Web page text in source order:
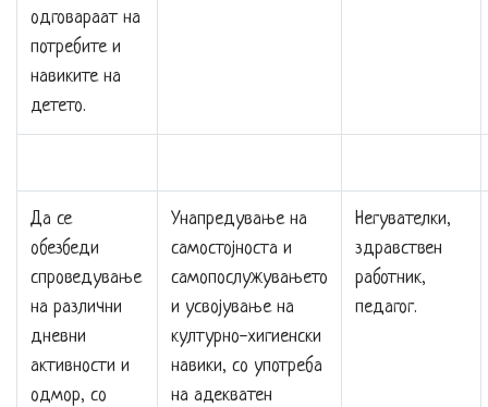
одговараат на
потребите и
навиките на
детето.
Да се
обезбеди
спроведување
на различни
дневни
активности и
одмор, со
Унапредување на
самостојноста и
самопослужувањето
и усвојување на
културно-хигиенски
навики, со употреба
на адекватен
Негувателки,
здравствен
работник,
педагог.